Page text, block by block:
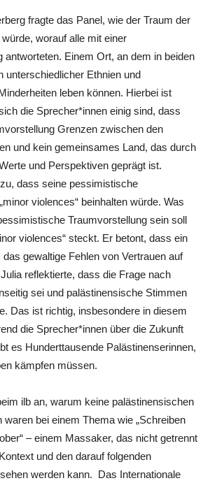
fragte das Panel, wie der Traum der
worauf alle mit einer
antworteten. Einem Ort, an dem in beiden
unterschiedlicher Ethnien und
leben können. Hierbei ist
die Sprecher*innen einig sind, dass
Grenzen zwischen den
und kein gemeinsames Land, das durch
und Perspektiven geprägt ist.
dass seine pessimistische
violences“ beinhalten würde. Was
Traumvorstellung sein soll
violences“ steckt. Er betont, dass ein
gewaltige Fehlen von Vertrauen auf
reflektierte, dass die Frage nach
sei und palästinensische Stimmen
Das ist richtig, insbesondere in diesem
die Sprecher*innen über die Zukunft
es Hunderttausende Palästinenserinnen,
kämpfen müssen.
ilb an, warum keine palästinensischen
waren bei einem Thema wie „Schreiben
– einem Massaker, das nicht getrennt
und den darauf folgenden
werden kann. Das Internationale